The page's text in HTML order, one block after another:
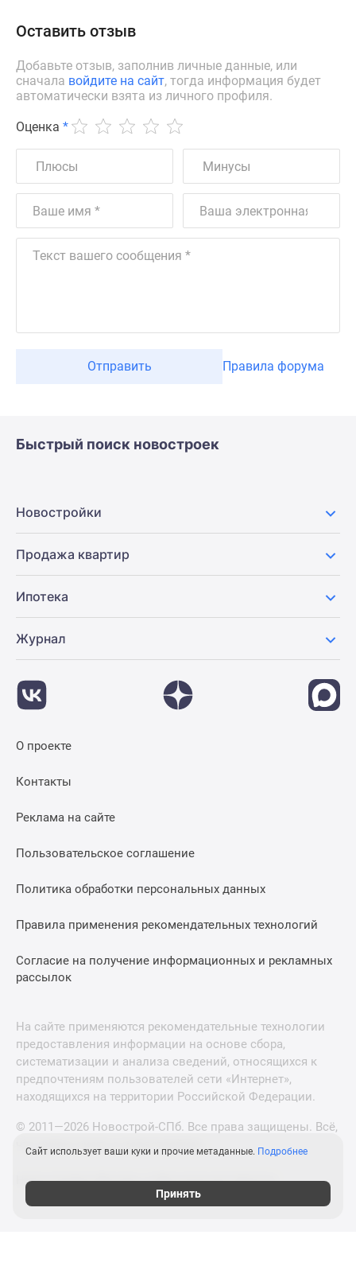
Оставить отзыв
Добавьте отзыв, заполнив личные данные, или
сначала войдите на сайт, тогда информация будет
автоматически взята из личного профиля.
Оценка *
Отправить Правила форума
Быстрый поиск новостроек
Новостройки
Продажа квартир
Ипотека
Журнал
О проекте
Контакты
Реклама на сайте
Пользовательское соглашение
Политика обработки персональных данных
Правила применения рекомендательных технологий
Согласие на получение информационных и рекламных
рассылок
На сайте применяются рекомендательные технологии
предоставления информации на основе сбора,
систематизации и анализа сведений, относящихся к
предпочтениям пользователей сети «Интернет»,
находящихся на территории Российской Федерации.
© 2011—2026 Новострой-СПб. Все права защищены. Всё,
что нужно знать о новостройках
Новостройки Москвы и Московской области
Сайт использует ваши куки и прочие метаданные. Подробнее
Принять